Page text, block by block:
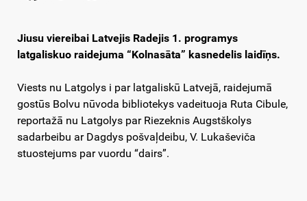
Jiusu viereibai Latvejis Radejis 1. programys
latgaliskuo raidejuma “Kolnasāta” kasnedelis laidīņs.
Viests nu Latgolys i par latgaliskū Latvejā, raidejumā
gostūs Bolvu nūvoda bibliotekys vadeituoja Ruta Cibule,
reportažā nu Latgolys par Riezeknis Augstškolys
sadarbeibu ar Dagdys pošvaļdeibu, V. Lukaševiča
stuostejums par vuordu “dairs”.